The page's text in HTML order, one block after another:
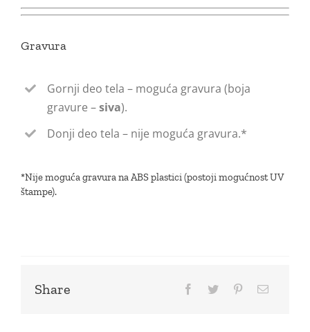
Gravura
Gornji deo tela – moguća gravura (boja
gravure –siva).
Donji deo tela – nije moguća gravura.*
*Nije moguća gravura na ABS plastici (postoji mogućnost UV
štampe).
Share